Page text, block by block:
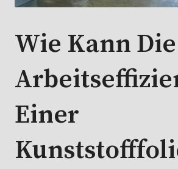
Wie Kann Die
Einer